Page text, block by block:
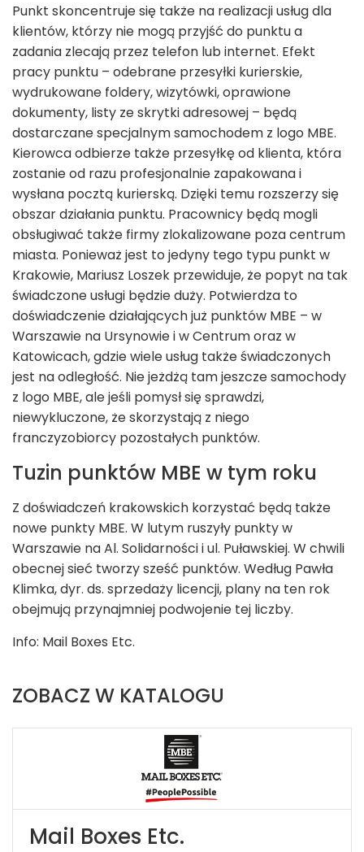
Punkt skoncentruje się także na realizacji usług dla
klientów, którzy nie mogą przyjść do punktu a
zadania zlecają przez telefon lub internet. Efekt
pracy punktu – odebrane przesyłki kurierskie,
wydrukowane foldery, wizytówki, oprawione
dokumenty, listy ze skrytki adresowej – będą
dostarczane specjalnym samochodem z logo MBE.
Kierowca odbierze także przesyłkę od klienta, która
zostanie od razu profesjonalnie zapakowana i
wysłana pocztą kurierską. Dzięki temu rozszerzy się
obszar działania punktu. Pracownicy będą mogli
obsługiwać także firmy zlokalizowane poza centrum
miasta. Ponieważ jest to jedyny tego typu punkt w
Krakowie, Mariusz Loszek przewiduje, że popyt na tak
świadczone usługi będzie duży. Potwierdza to
doświadczenie działających już punktów MBE – w
Warszawie na Ursynowie i w Centrum oraz w
Katowicach, gdzie wiele usług także świadczonych
jest na odległość. Nie jeżdżą tam jeszcze samochody
z logo MBE, ale jeśli pomysł się sprawdzi,
niewykluczone, że skorzystają z niego
franczyzobiorcy pozostałych punktów.
Tuzin punktów MBE w tym roku
Z doświadczeń krakowskich korzystać będą także
nowe punkty MBE. W lutym ruszyły punkty w
Warszawie na Al. Solidarności i ul. Puławskiej. W chwili
obecnej sieć tworzy sześć punktów. Według Pawła
Klimka, dyr. ds. sprzedaży licencji, plany na ten rok
obejmują przynajmniej podwojenie tej liczby.
Info: Mail Boxes Etc.
ZOBACZ W KATALOGU
Mail Boxes Etc.